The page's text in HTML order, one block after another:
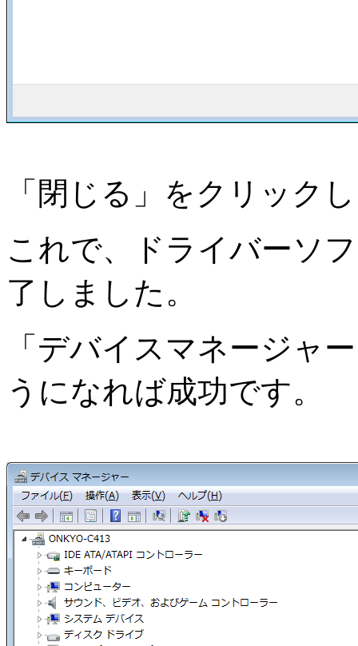
「閉じる」をクリック
これで、ドライバーソ
了しました。
「デバイスマネージャ
うになれば成功です。